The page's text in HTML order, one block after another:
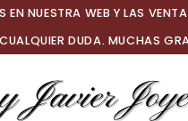
NUESTRA WEB Y LAS
DUDA. MUCHAS